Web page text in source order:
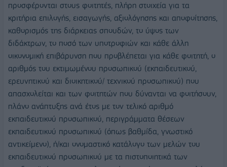
προσφέρονται στους φοιτητές, πλήρη στοιχεία για τα
κριτήρια επιλογής, εισαγωγής, αξιολόγησης και αποφοίτησης,
καθορισμός της διάρκειας σπουδών, το ύψος των
διδάκτρων, το ποσό των υποτροφιών και κάθε άλλη
οικονομική επιβάρυνση που προβλέπεται για κάθε φοιτητή, ο
αριθμός του εκτιμωμένου προσωπικού (εκπαιδευτικού,
ερευνητικού και διοικητικού/ τεχνικού προσωπικού) που
απασχολείται και των φοιτητών που δύνανται να φοιτήσουν,
πλάνο ανάπτυξης ανά έτος με τον τελικό αριθμό
εκπαιδευτικού προσωπικού, περιγράμματα θέσεων
εκπαιδευτικού προσωπικού (όπως βαθμίδα, γνωστικό
αντικείμενο), ή/και ονομαστικό κατάλογο των μελών του
εκπαιδευτικού προσωπικού με τα πιστοποιητικά των